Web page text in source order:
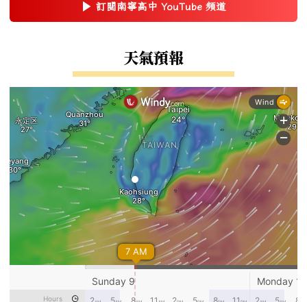
▶ 訂閱南寧高中 YouTube 頻道
(另開新視窗)
天氣預報